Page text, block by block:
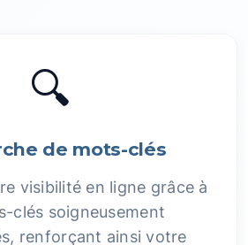
🔍
de mots-clés
visibilité en ligne grâce à
clés soigneusement
renforçant ainsi votre